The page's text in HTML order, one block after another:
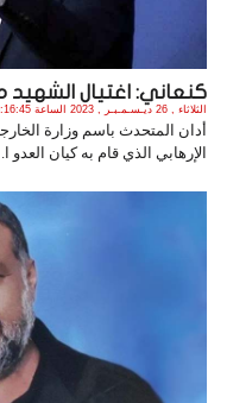
كنعاني: اغتيال
الثلاثاء , 26 ديـسـمـبـر , 2023 الساعة 6:16:45 PM
أدان المتحدث باسم وزارة
الإرهابي الذي قام به كيان العدو